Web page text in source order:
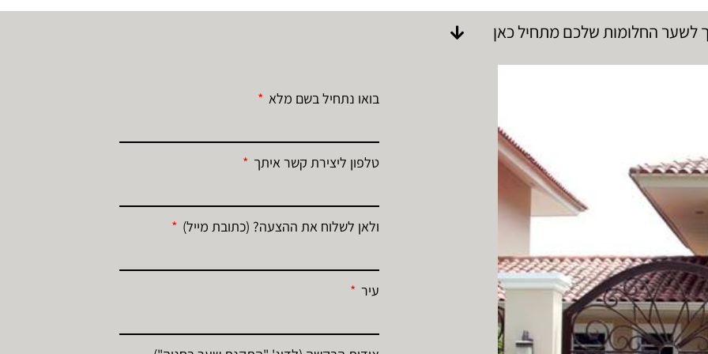
לשער החלומות שלכם מתחיל כאן
בואו נתחיל בשם מלא
טלפון ליצירת קשר איתך
ולאן לשלוח את ההצעה? (כתובת מייל)
עיר